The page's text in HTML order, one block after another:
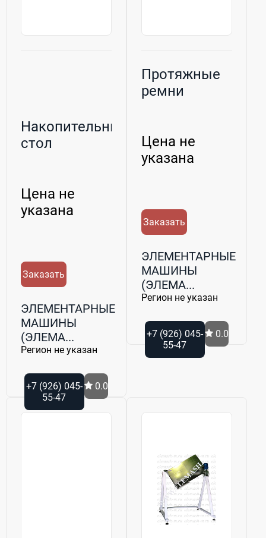
Накопительный
стол
Цена не
указана
Заказать
ЭЛЕМЕНТАРНЫЕ
МАШИНЫ
(ЭЛЕМА...
Регион не указан
+7 (926) 045-
55-47
0.0
Протяжные
ремни
Цена не
указана
Заказать
ЭЛЕМЕНТАРНЫЕ
МАШИНЫ
(ЭЛЕМА...
Регион не указан
+7 (926) 045-
55-47
0.0